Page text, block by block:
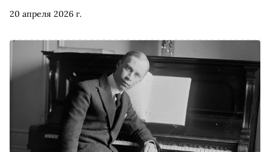
20 апреля 2026 г.
архитекторе Сергее Кузнецове, чем вообще занимается
советских времён, кому (не) стоит занимать эту
должность — и какие события из архитектурной истории
нашей столицы определили её современный облик: от
Ивана Третьего и войны с Наполеоном (дело не только в
пожаре!) до сталинского генплана, который живее всех